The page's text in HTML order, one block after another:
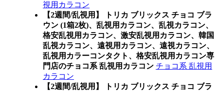
視用カラコン
【2週間/乱視用】 トリカ ブリックス チョコ ブラ
ウン (1箱2枚)、乱視用カラコン、乱視カラコン、
格安乱視用カラコン、激安乱視用カラコン、韓国
乱視カラコン、遠視用カラコン、遠視カラコン、
乱視用カラーコンタクト、格安乱視用カラコン専
門店のチョコ系 乱視用カラコン チョコ系 乱視用
カラコン
【2週間/乱視用】 トリカ ブリックス チョコ ブラ